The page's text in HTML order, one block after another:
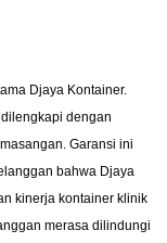
Djaya Kontainer.
dilengkapi dengan
Garansi ini
bahwa Djaya
kinerja kontainer klinik
merasa dilindungi